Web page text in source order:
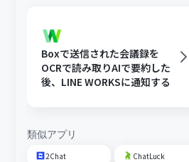
Boxで送信された会議録を
OCRで読み取りAIで要約した
後、LINE WORKSに通知する
類似アプリ
2Chat ChatLuck